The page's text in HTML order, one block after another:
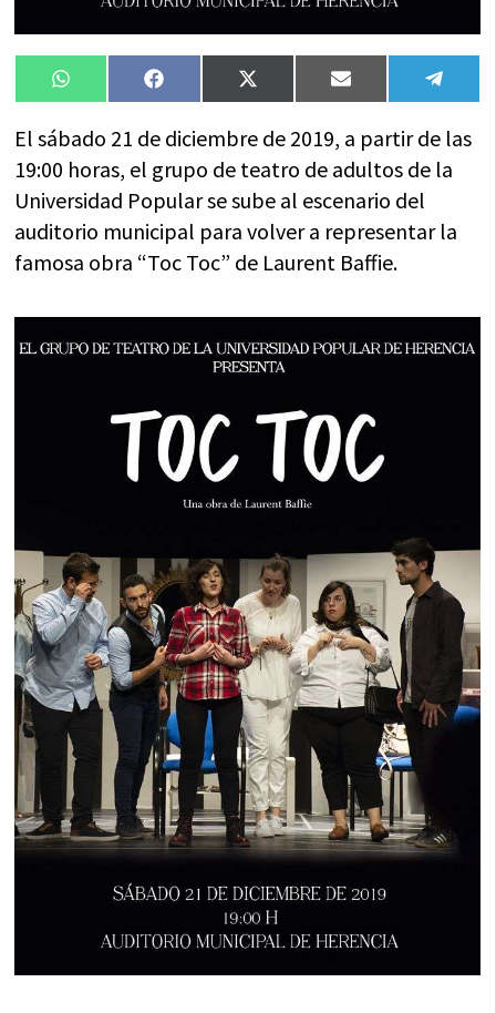
Compartir
en
WhatsAppCompartir
en
FacebookCompartir
en
X
(Twitter)
Compartir
en
Email
en
El sábado 21 de diciembre de 2019, a partir de las
19:00 horas, el grupo de teatro de adultos de la
Universidad Popular se sube al escenario del
auditorio municipal para volver a representar la
famosa obra “Toc Toc” de Laurent Baffie.